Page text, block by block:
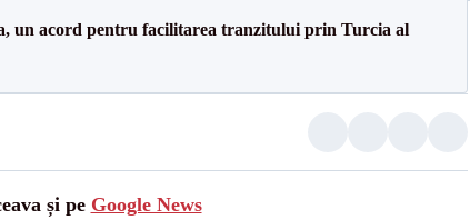
un acord pentru facilitarea tranzitului prin Turcia al
și pe Google News